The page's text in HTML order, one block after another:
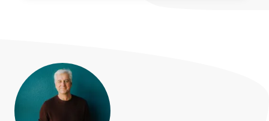
Design Thinking Workshop!